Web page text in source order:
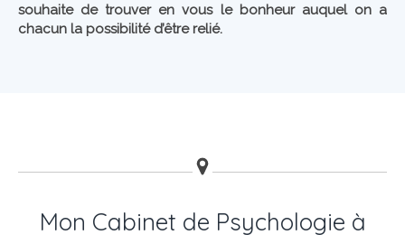
souhaite de trouver en vous le bonheur auquel on a
chacun la possibilité d’être relié.
Mon Cabinet de Psychologie à